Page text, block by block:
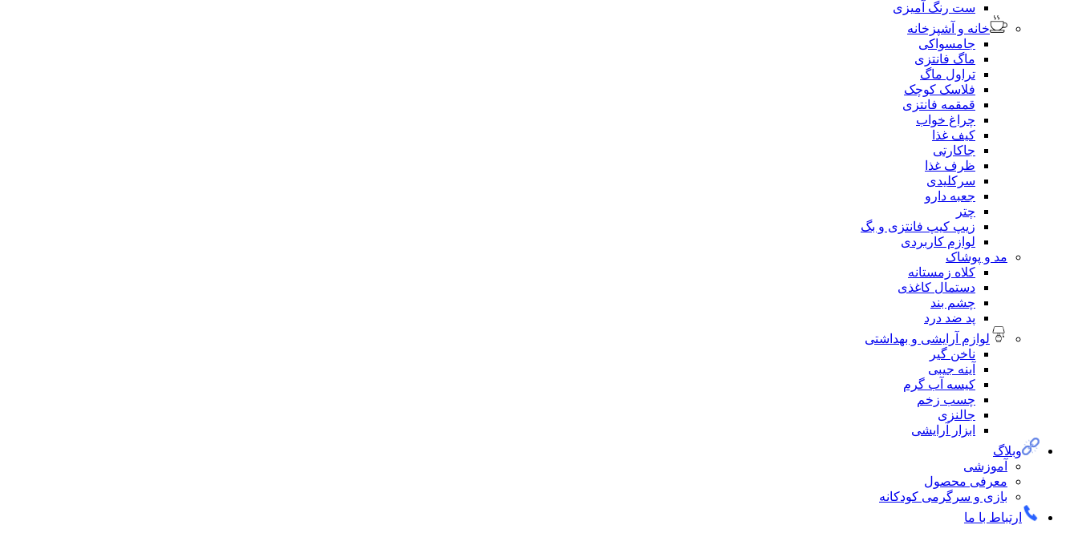
ست رنگ آمیزی
خانه و آشپزخانه
جامسواکی
ماگ فانتزی
تراول ماگ
فلاسک کوچک
قمقمه فانتزی
چراغ خواب
کیف غذا
جاکارتی
ظرف غذا
سرکلیدی
جعبه دارو
چتر
زیپ کیپ فانتزی و بگ
لوازم کاربردی
مد و پوشاک
کلاه زمستانه
دستمال کاغذی
چشم بند
پد ضد درد
لوازم آرایشی و بهداشتی
ناخن گیر
آینه جیبی
کیسه آب گرم
چسب زخم
جالنزی
ابزار آرایشی
وبلاگ
آموزشی
معرفی محصول
بازی و سرگرمی کودکانه
ارتباط با ما